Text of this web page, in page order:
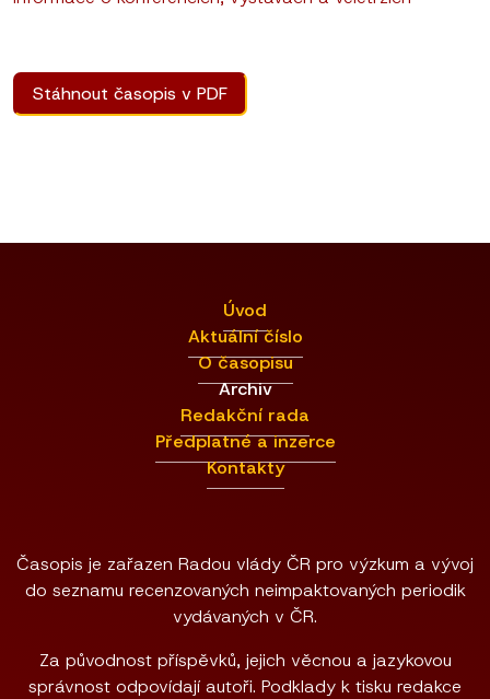
Stáhnout časopis v PDF
Úvod
Aktuální číslo
O časopisu
Archiv
Redakční rada
Předplatné a inzerce
Kontakty
Časopis je zařazen Radou vlády ČR pro výzkum a vývoj
do seznamu recenzovaných neimpaktovaných periodik
vydávaných v ČR.
Za původnost příspěvků, jejich věcnou a jazykovou
správnost odpovídají autoři. Podklady k tisku redakce